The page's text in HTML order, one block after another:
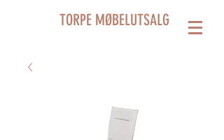
TORPE MØBELUTSALG